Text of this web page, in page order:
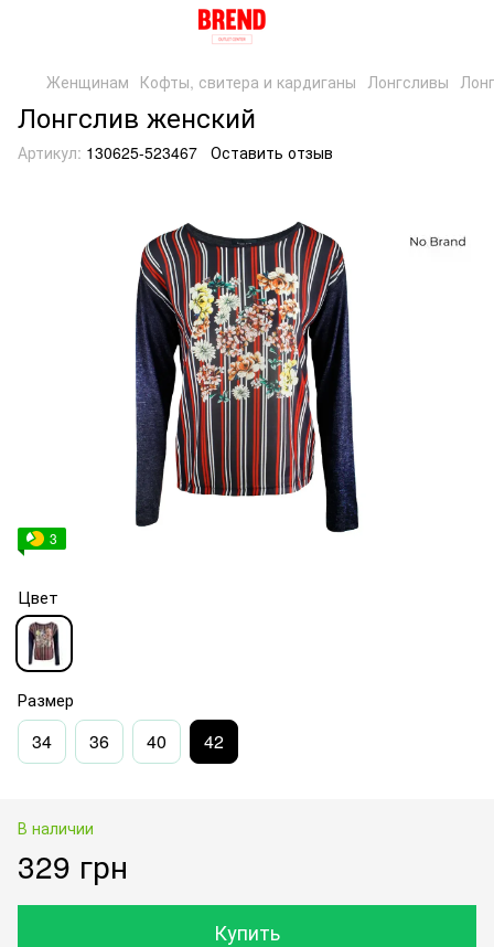
Женщинам Кофты, свитера и кардиганы Лонгсливы
Лонгслив женский
Артикул: 130625-523467 Оставить отзыв
3
Цвет
Размер
34 36 40 42
В наличии
329 грн
Купить